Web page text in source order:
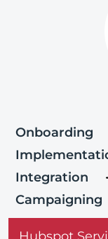
Onboarding
Integration
Campaigning
Hubspot